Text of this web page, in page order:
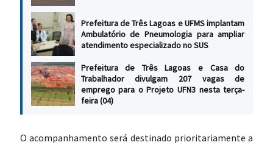
Prefeitura de Três Lagoas e UFMS implantam
Ambulatório de Pneumologia para ampliar
atendimento especializado no SUS
Prefeitura de Três Lagoas e Casa do
Trabalhador divulgam 207 vagas de
emprego para o Projeto UFN3 nesta terça-
feira (04)
O acompanhamento será destinado prioritariamente a